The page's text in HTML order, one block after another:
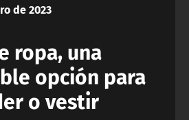
de 2023
ropa, una
opción para
o vestir